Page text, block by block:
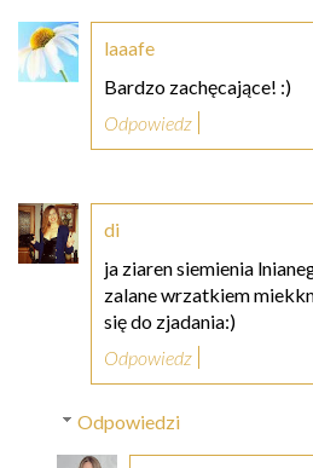
laaafe
Bardzo zachęcające! :)
Odpowiedz
di
ja ziaren siemienia
zalane wrzatkiem
się do zjadania:)
Odpowiedz
Odpowiedzi